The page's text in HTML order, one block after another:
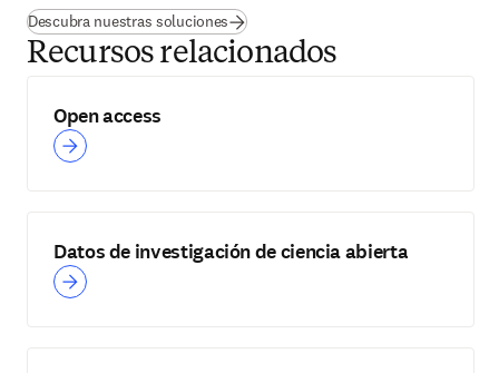
Descubra nuestras soluciones
Recursos relacionados
Open access
Datos de investigación de ciencia abierta